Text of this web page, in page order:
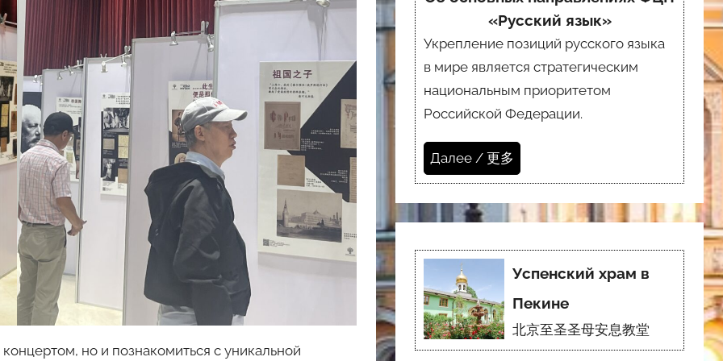
но и познакомиться с уникальной
«Русский язык»
Укрепление позиций русского языка
в мире является стратегическим
национальным приоритетом
Российской Федерации.
Далее / 更多
Успенский храм в
Пекине
北京至圣圣母安息教堂